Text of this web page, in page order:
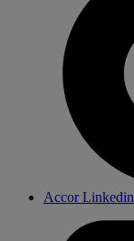
Accor Linkedin